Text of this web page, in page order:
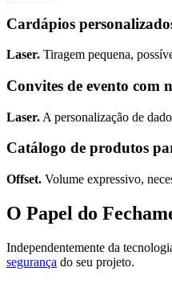
Cardápios
Laser. Tiragem pequena,
Convites de evento com
Laser. A personalização de
Catálogo de produtos
Offset. Volume expressivo,
O Papel do
Independentemente da
segurança do seu projeto.